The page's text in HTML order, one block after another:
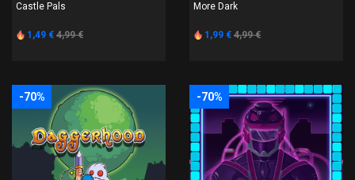
Castle Pals
1,49 € 4,99 €
More Dark
1,99 € 4,99 €
-70% -70%